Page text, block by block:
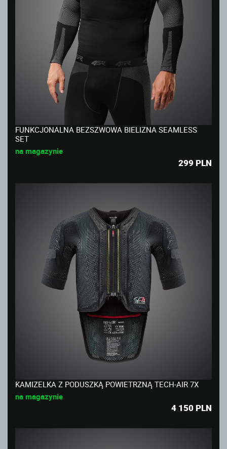
FUNKCJONALNA BEZSZWOWA BIELIZNA SEAMLESS
SET
na magazynie
299 PLN
KAMIZELKA Z PODUSZKĄ POWIETRZNĄ TECH-AIR 7X
na magazynie
4 150 PLN